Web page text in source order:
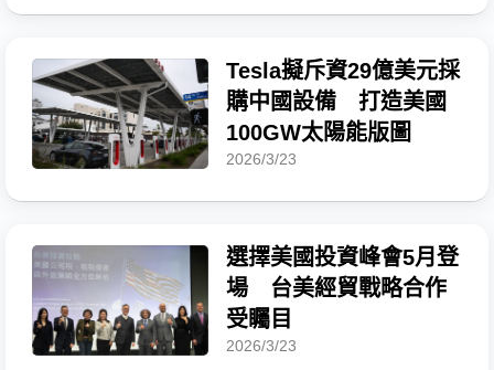
Tesla擬斥資29億美元採
購中國設備 打造美國
100GW太陽能版圖
2026/3/23
選擇美國投資峰會5月登
場 台美經貿戰略合作
受矚目
2026/3/23